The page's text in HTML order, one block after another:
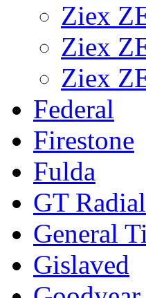
Ziex
Ziex
Ziex
Federal
Firestone
Fulda
GT Radial
General
Gislaved